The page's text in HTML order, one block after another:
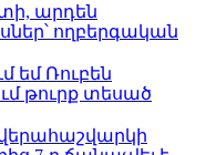
արդեն
ողբերգական
Ռուբեն
թուրք տեսած